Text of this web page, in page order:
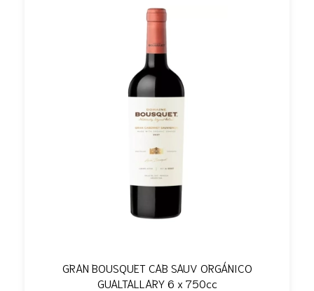
GRAN BOUSQUET CAB SAUV ORGÁNICO
GUALTALLARY 6 x 750cc